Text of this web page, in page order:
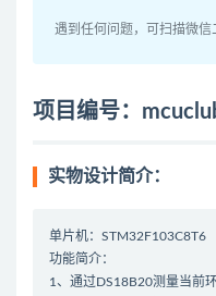
遇到任何问题，可扫描微信
项目编号：
实物设计简介：
单片机：STM32F103C8T6
功能简介：
1、通过DS18B20测量当前